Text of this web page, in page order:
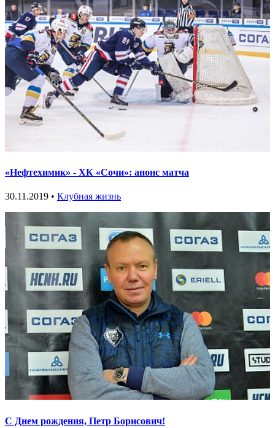
«Нефтехимик» - ХК «Сочи»: анонс матча
30.11.2019 • Клубная жизнь
С Днем рождения, Петр Борисович!